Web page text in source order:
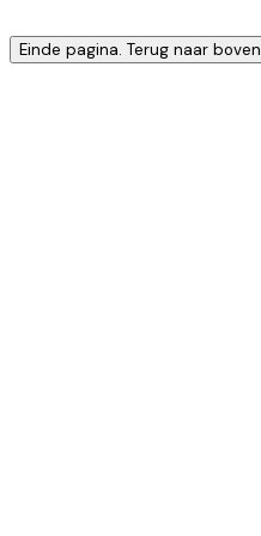
Einde pagina. Terug naar boven